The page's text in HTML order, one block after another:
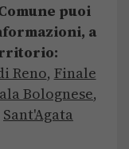
puoi
a
Reno, Finale
Bolognese,
Sant'Agata